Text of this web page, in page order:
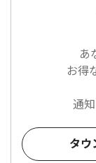
あ
お得
通
タウ